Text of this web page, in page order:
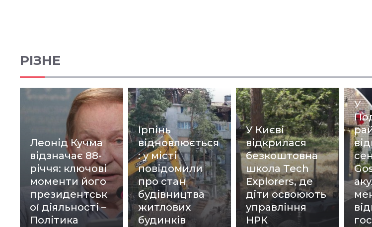
РІЗНЕ
Леонід Кучма
відзначає 88-
річчя: ключові
моменти його
президентськ
ої діяльності –
Політика
Ірпінь
відновлюється
: у місті
повідомили
про стан
будівництва
житлових
будинків
У Києві
відкрилася
безкоштовна
школа Tech
Explorers, де
діти освоюють
управління
НРК
У